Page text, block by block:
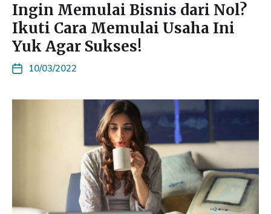
Ingin Memulai Bisnis dari Nol?
Ikuti Cara Memulai Usaha Ini
Yuk Agar Sukses!
10/03/2022